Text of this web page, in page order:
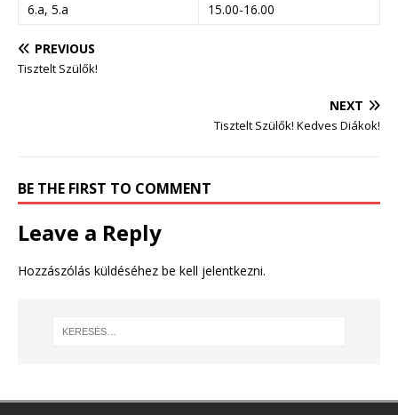
6.a, 5.a
15.00-16.00
PREVIOUS
Tisztelt Szülők!
NEXT
Tisztelt Szülők! Kedves Diákok!
BE THE FIRST TO COMMENT
Leave a Reply
Hozzászólás küldéséhez be kell jelentkezni.